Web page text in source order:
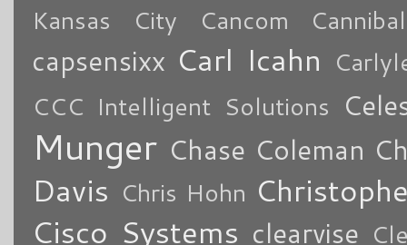
Kansas City Cancom Cannibal
capsensixx Carl Icahn
CCC Intelligent Solutions
Munger Chase Coleman
Davis Chris Hohn
Cisco Systems clearvise